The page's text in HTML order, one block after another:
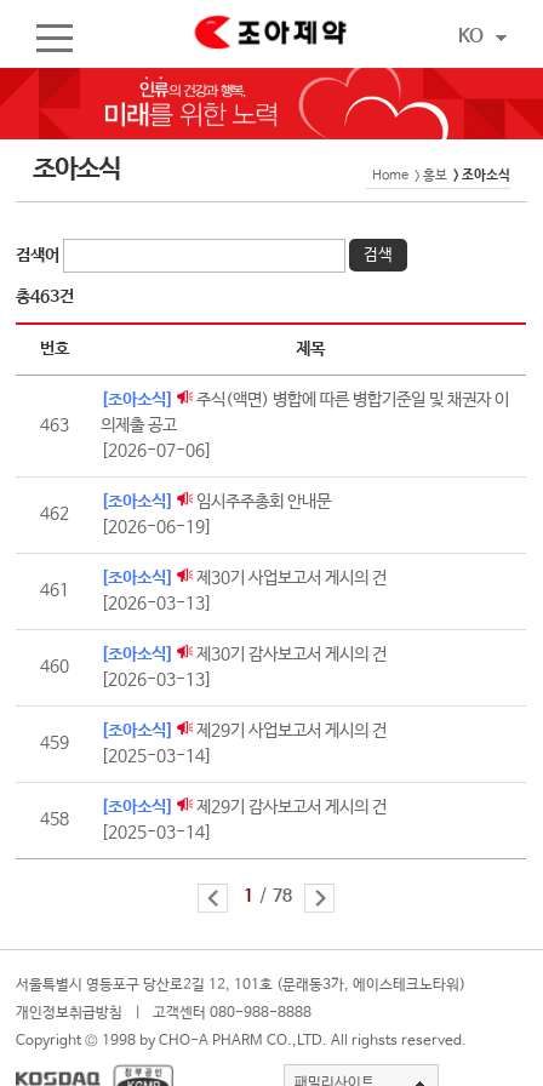
KO
조아소식 Home > 홍보 > 조아소식
검색어 검색
총463건
번호 제목
463
[조아소식]
주식(액면) 병합에 따른 병합기준일 및 채권자 이
의제출 공고
[2026-07-06]
462
[조아소식]
임시주주총회 안내문
[2026-06-19]
461
[조아소식]
제30기 사업보고서 게시의 건
[2026-03-13]
460
[조아소식]
제30기 감사보고서 게시의 건
[2026-03-13]
459
[조아소식]
제29기 사업보고서 게시의 건
[2025-03-14]
458
[조아소식]
제29기 감사보고서 게시의 건
[2025-03-14]
1 / 78
서울특별시 영등포구 당산로2길 12, 101호 (문래동3가, 에이스테크노타워)
개인정보취급방침
고객센터 080-988-8888
Copyright © 1998 by CHO-A PHARM CO.,LTD. All righsts reserved.